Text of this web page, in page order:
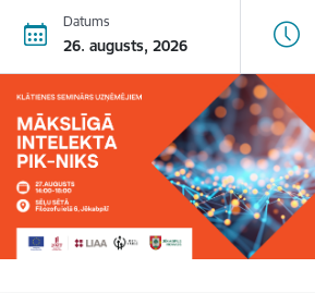
Datums
26. augusts, 2026